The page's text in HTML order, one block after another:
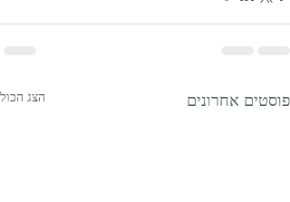
פוסטים אחרונים הצג הכול